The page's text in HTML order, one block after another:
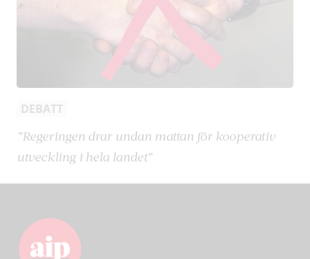
DEBATT
”Regeringen drar undan mattan för kooperativ
utveckling i hela landet”